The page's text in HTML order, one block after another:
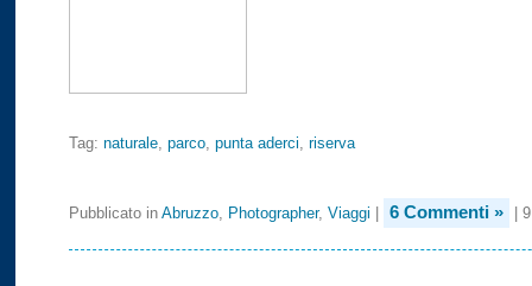
Tag: naturale, parco, punta aderci, riserva
Pubblicato in Abruzzo, Photographer, Viaggi 6 Commenti » |